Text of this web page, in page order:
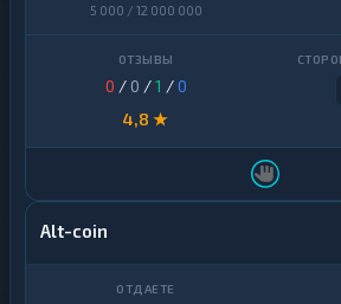
5 000 / 12 000 000
0 / 0 /1 /0
4,8 ★
Alt-coin